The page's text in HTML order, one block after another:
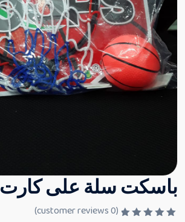
باسكت سلة على كارت
(
0